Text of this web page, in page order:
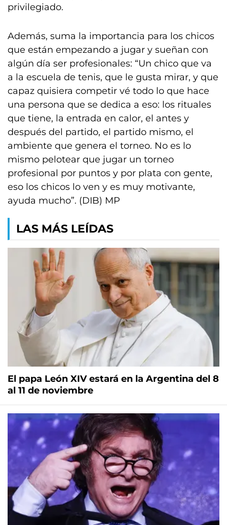
privilegiado.
Además, suma la importancia para los chicos
que están empezando a jugar y sueñan con
algún día ser profesionales: “Un chico que va
a la escuela de tenis, que le gusta mirar, y que
capaz quisiera competir vé todo lo que hace
una persona que se dedica a eso: los rituales
que tiene, la entrada en calor, el antes y
después del partido, el partido mismo, el
ambiente que genera el torneo. No es lo
mismo pelotear que jugar un torneo
profesional por puntos y por plata con gente,
eso los chicos lo ven y es muy motivante,
ayuda mucho”. (DIB) MP
LAS MÁS LEÍDAS
El papa León XIV estará en la Argentina del 8
al 11 de noviembre